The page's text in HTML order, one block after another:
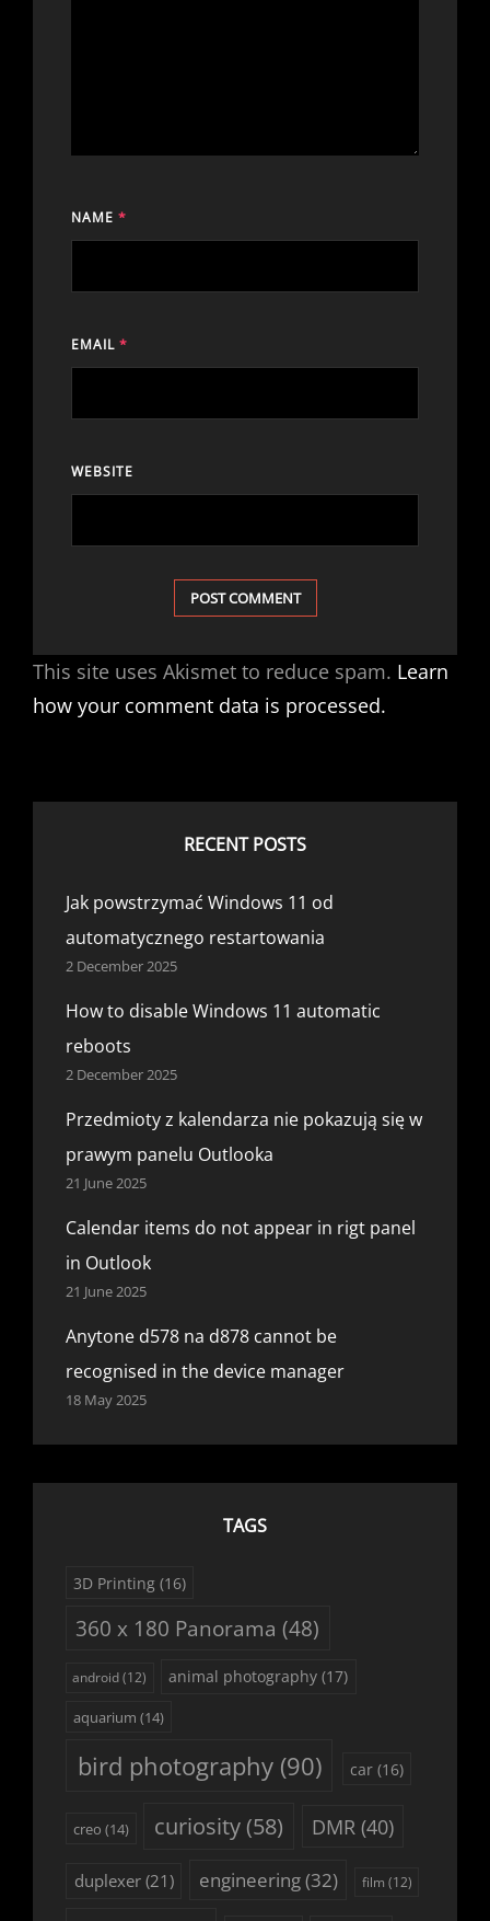
NAME *
EMAIL *
WEBSITE
This site uses Akismet to reduce spam. Learn
how your comment data is processed.
RECENT POSTS
Jak powstrzymać Windows 11 od
automatycznego restartowania
2 December 2025
How to disable Windows 11 automatic
reboots
2 December 2025
Przedmioty z kalendarza nie pokazują się w
prawym panelu Outlooka
21 June 2025
Calendar items do not appear in rigt panel
in Outlook
21 June 2025
Anytone d578 na d878 cannot be
recognised in the device manager
18 May 2025
TAGS
3D Printing (16)
360 x 180 Panorama (48)
android(12) animal photography (17)
aquarium (14)
bird photography(90) car(16)
creo (14) curiosity(58) DMR (40)
duplexer(21) engineering(32) film (12)